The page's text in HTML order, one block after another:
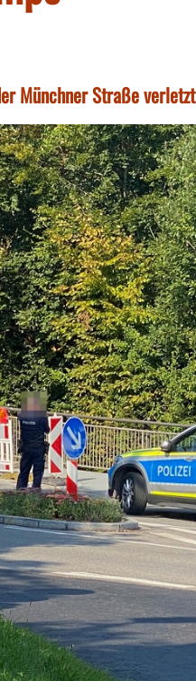
Münchner Straße verletzt